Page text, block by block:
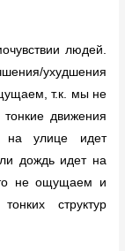
людей.
ухудшения
т.к. мы не
движения
на улице идет
дождь идет на
не ощущаем и
структур